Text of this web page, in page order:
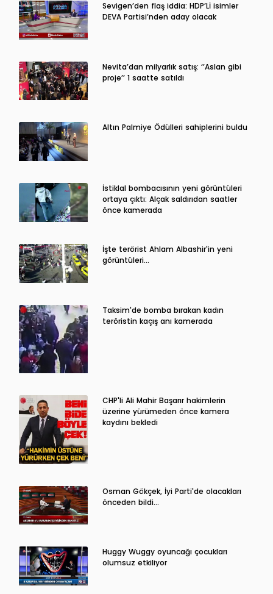
Sevigen’den flaş iddia: HDP’Lİ isimler
DEVA Partisi’nden aday olacak
Nevita’dan milyarlık satış: ‘’Aslan gibi
proje’’ 1 saatte satıldı
Altın Palmiye Ödülleri sahiplerini buldu
İstiklal bombacısının yeni görüntüleri
ortaya çıktı: Alçak saldırıdan saatler
önce kamerada
İşte terörist Ahlam Albashir'in yeni
görüntüleri…
Taksim'de bomba bırakan kadın
teröristin kaçış anı kamerada
CHP'li Ali Mahir Başarır hakimlerin
üzerine yürümeden önce kamera
kaydını bekledi
Osman Gökçek, İyi Parti'de olacakları
önceden bildi...
Huggy Wuggy oyuncağı çocukları
olumsuz etkiliyor